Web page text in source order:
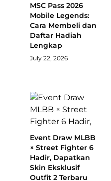
MSC Pass 2026
Mobile Legends:
Cara Membeli dan
Daftar Hadiah
Lengkap
July 22, 2026
Event Draw MLBB
× Street Fighter 6
Hadir, Dapatkan
Skin Eksklusif
Outfit 2 Terbaru